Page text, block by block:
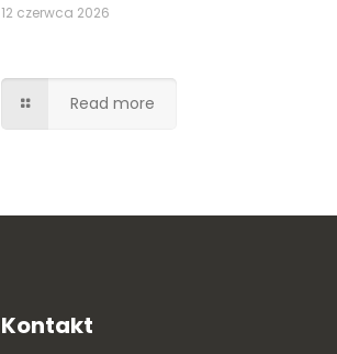
12 czerwca 2026
Read more
Kontakt